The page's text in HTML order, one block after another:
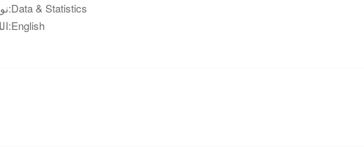
نوع الوثيقة:Data & Statistics
اللغة:English